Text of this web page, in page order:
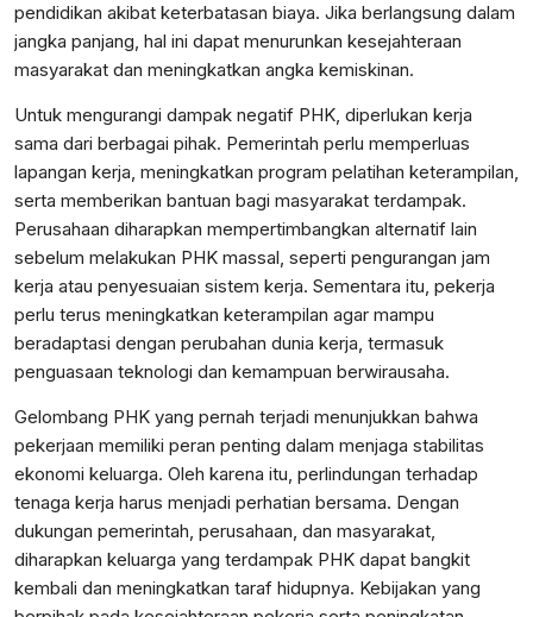
pendidikan akibat keterbatasan biaya. Jika berlangsung dalam
jangka panjang, hal ini dapat menurunkan kesejahteraan
masyarakat dan meningkatkan angka kemiskinan.
Untuk mengurangi dampak negatif PHK, diperlukan kerja
sama dari berbagai pihak. Pemerintah perlu memperluas
lapangan kerja, meningkatkan program pelatihan keterampilan,
serta memberikan bantuan bagi masyarakat terdampak.
Perusahaan diharapkan mempertimbangkan alternatif lain
sebelum melakukan PHK massal, seperti pengurangan jam
kerja atau penyesuaian sistem kerja. Sementara itu, pekerja
perlu terus meningkatkan keterampilan agar mampu
beradaptasi dengan perubahan dunia kerja, termasuk
penguasaan teknologi dan kemampuan berwirausaha.
Gelombang PHK yang pernah terjadi menunjukkan bahwa
pekerjaan memiliki peran penting dalam menjaga stabilitas
ekonomi keluarga. Oleh karena itu, perlindungan terhadap
tenaga kerja harus menjadi perhatian bersama. Dengan
dukungan pemerintah, perusahaan, dan masyarakat,
diharapkan keluarga yang terdampak PHK dapat bangkit
kembali dan meningkatkan taraf hidupnya. Kebijakan yang